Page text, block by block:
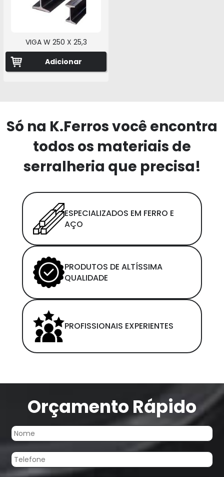
VIGA W 250 X 25,3
Adicionar
Só na K.Ferros você encontra
todos os materiais de
serralheria que precisa!
ESPECIALIZADOS EM FERRO E
AÇO
PRODUTOS DE ALTÍSSIMA
QUALIDADE
PROFISSIONAIS EXPERIENTES
Orçamento Rápido